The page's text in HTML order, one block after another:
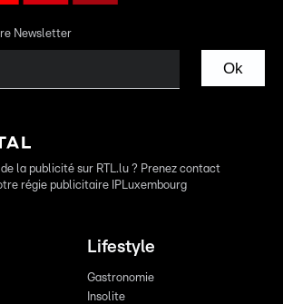
Newsletter
Ok
la publicité sur RTL.lu ? Prenez contact
régie publicitaire IPLuxembourg
Lifestyle
Gastronomie
Insolite